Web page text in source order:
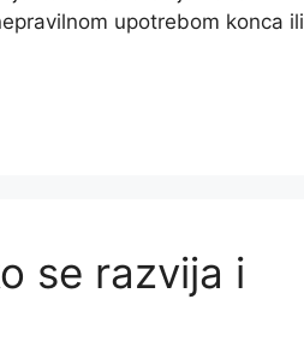
upotrebom konca ili
se razvija i